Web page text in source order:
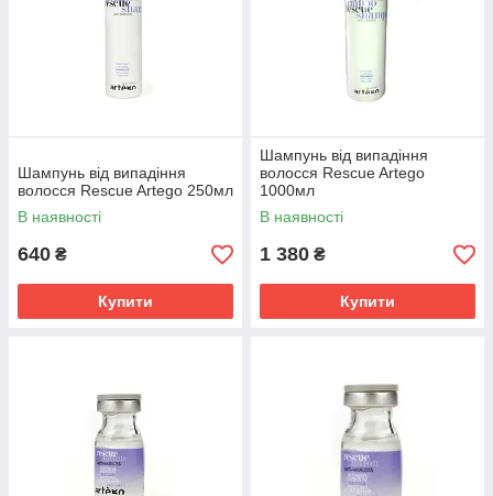
Шампунь від випадіння
волосся Rescue Artego 250мл
В наявності
640 ₴
Купити
Шампунь від випадіння
волосся Rescue Artego
1000мл
В наявності
1 380 ₴
Купити